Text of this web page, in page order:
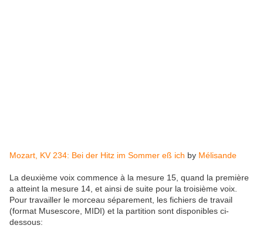
Mozart, KV 234: Bei der Hitz im Sommer eß ich by Mélisande
La deuxième voix commence à la mesure 15, quand la première
a atteint la mesure 14, et ainsi de suite pour la troisième voix.
Pour travailler le morceau séparement, les fichiers de travail
(format Musescore, MIDI) et la partition sont disponibles ci-
dessous: